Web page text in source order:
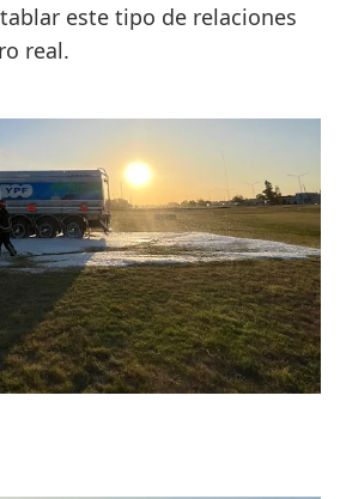
este tipo de relaciones
real.